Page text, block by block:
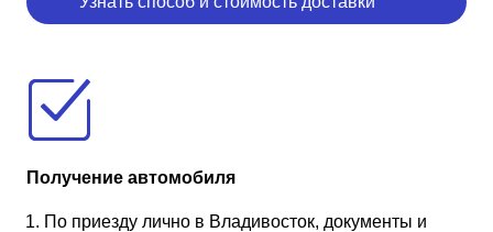
Получение автомобиля
По приезду лично в Владивосток, документы и